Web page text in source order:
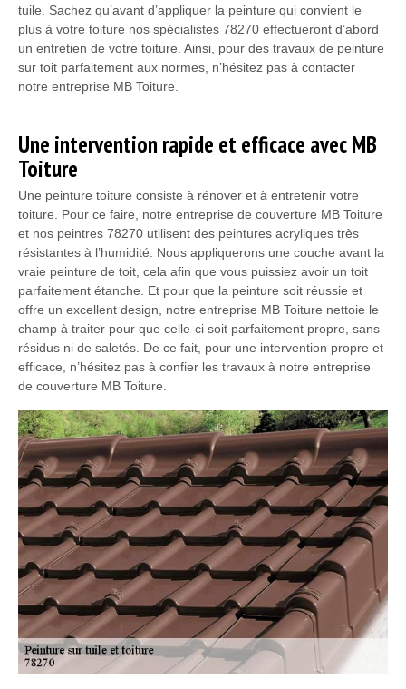
tuile. Sachez qu’avant d’appliquer la peinture qui convient le
plus à votre toiture nos spécialistes 78270 effectueront d’abord
un entretien de votre toiture. Ainsi, pour des travaux de peinture
sur toit parfaitement aux normes, n’hésitez pas à contacter
notre entreprise MB Toiture.
Une intervention rapide et efficace avec MB
Toiture
Une peinture toiture consiste à rénover et à entretenir votre
toiture. Pour ce faire, notre entreprise de couverture MB Toiture
et nos peintres 78270 utilisent des peintures acryliques très
résistantes à l’humidité. Nous appliquerons une couche avant la
vraie peinture de toit, cela afin que vous puissiez avoir un toit
parfaitement étanche. Et pour que la peinture soit réussie et
offre un excellent design, notre entreprise MB Toiture nettoie le
champ à traiter pour que celle-ci soit parfaitement propre, sans
résidus ni de saletés. De ce fait, pour une intervention propre et
efficace, n’hésitez pas à confier les travaux à notre entreprise
de couverture MB Toiture.